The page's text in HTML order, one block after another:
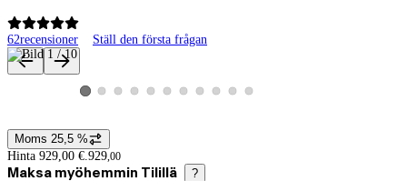
62recensioner Ställ den första frågan
Produktbilder och videor
Visa produktbild 1
Visa produktbild 2
Visa produktbild 3
Visa produktbild 4
Visa produktbild 5
Visa produktbild 6
Visa produktbild 7
Visa produktbild 8
Visa produktbild 9
Visa produktbild 10
Visa produktbild 11
Prisinformation
Moms 25,5 %
Hinta 929,00 €. 929,00
Maksa myöhemmin Tilillä ?